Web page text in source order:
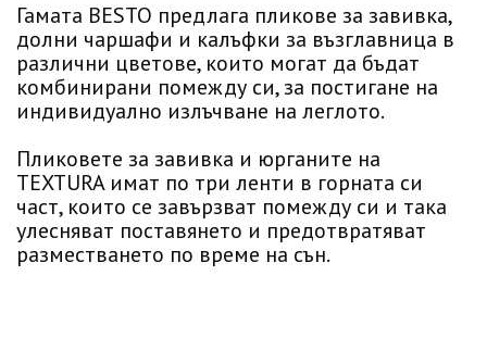
Гамата BESTO предлага пликове за завивка,
долни чаршафи и калъфки за възглавница в
различни цветове, които могат да бъдат
комбинирани помежду си, за постигане на
индивидуално излъчване на леглото.
Пликовете за завивка и юрганите на
TEXTURA имат по три ленти в горната си
част, които се завързват помежду си и така
улесняват поставянето и предотвратяват
разместването по време на сън.